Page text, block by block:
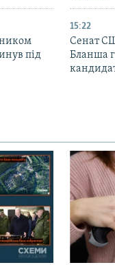
під
15:22
Сенат
Бланша